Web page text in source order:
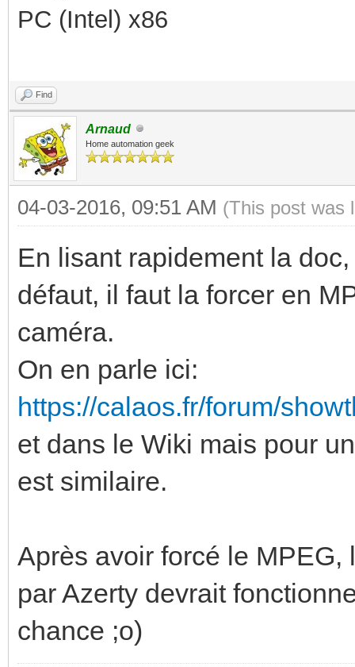
PC (Intel) x86
Find
Arnaud
Home automation geek
04-03-2016, 09:51 AM (This post was
En lisant rapidement la
défaut, il faut la forcer en
caméra.
On en parle ici:
https://calaos.fr/forum/
et dans le Wiki mais pour
est similaire.
Après avoir forcé le
par Azerty devrait
chance ;o)